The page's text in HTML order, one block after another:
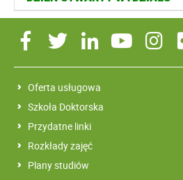
Oferta usługowa
Szkoła Doktorska
Przydatne linki
Rozkłady zajęć
Plany studiów